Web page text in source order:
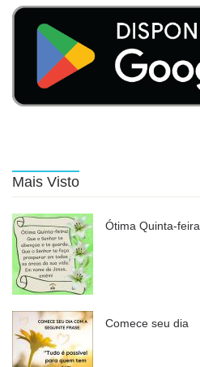
Mais Visto
Ótima Quinta-feira
Comece seu dia